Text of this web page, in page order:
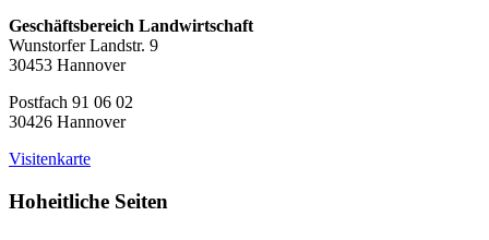
Geschäftsbereich Landwirtschaft
Wunstorfer Landstr. 9
30453 Hannover
Postfach 91 06 02
30426 Hannover
Visitenkarte
Hoheitliche Seiten